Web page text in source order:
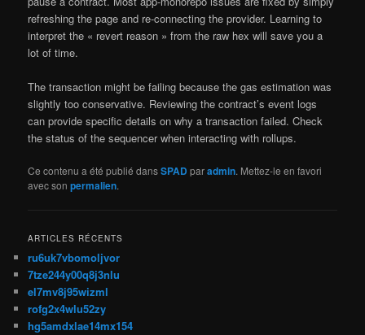
refreshing the page and re-connecting the provider. Learning to
interpret the « revert reason » from the raw hex will save you a
lot of time.
The transaction might be failing because the gas estimation was
slightly too conservative. Reviewing the contract’s event logs
can provide specific details on why a transaction failed. Check
the status of the sequencer when interacting with rollups.
Ce contenu a été publié dansSPAD paradmin. Mettez-le en favori
avec sonpermalien.
ARTICLES RÉCENTS
ru6uk7vbomoljvor
7tze244y00q8j3nlu
el7mv8j95wizml
rofg2x4wlu52zy
hg5amdxlae14mx154